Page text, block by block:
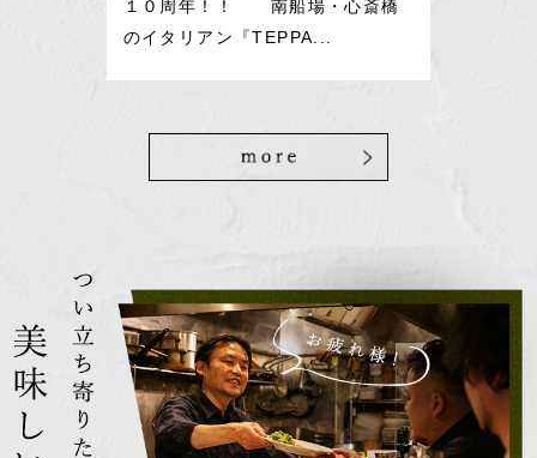
１０周年！！ 南船場・心斎橋
のイタリアン『TEPPA...